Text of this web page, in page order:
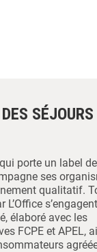
porte un label de
ses
qualitatif.
élaboré avec les
FCPE et APEL,